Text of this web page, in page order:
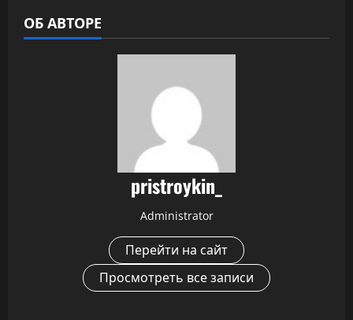
ОБ АВТОРЕ
pristroykin_
Administrator
Перейти на сайт
Просмотреть все записи